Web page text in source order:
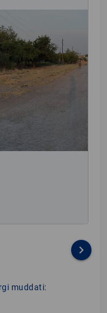
keyboard_arrow_right
muddati: